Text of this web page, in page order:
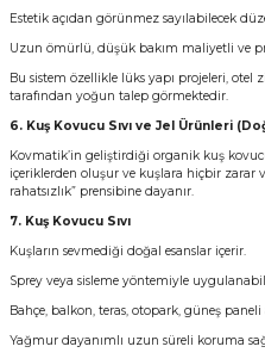
Estetik açıdan görünmez sayılabilecek
Uzun ömürlü, düşük bakım maliyetli ve
Bu sistem özellikle lüks yapı projeleri, otel
tarafından yoğun talep görmektedir.
6. Kuş Kovucu Sıvı ve Jel Ürünleri
Kovmatik’in geliştirdiği organik kuş
içeriklerden oluşur ve kuşlara hiçbir zarar
rahatsızlık” prensibine dayanır.
7. Kuş Kovucu Sıvı
Kuşların sevmediği doğal esanslar içerir.
Sprey veya sisleme yöntemiyle
Bahçe, balkon, teras, otopark, güneş
Yağmur dayanımlı uzun süreli koruma